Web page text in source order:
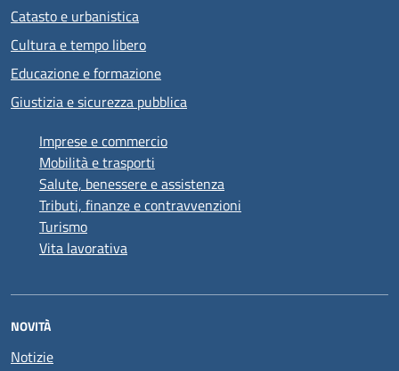
Catasto e urbanistica
Cultura e tempo libero
Educazione e formazione
Giustizia e sicurezza pubblica
Imprese e commercio
Mobilità e trasporti
Salute, benessere e assistenza
Tributi, finanze e contravvenzioni
Turismo
Vita lavorativa
NOVITÀ
Notizie